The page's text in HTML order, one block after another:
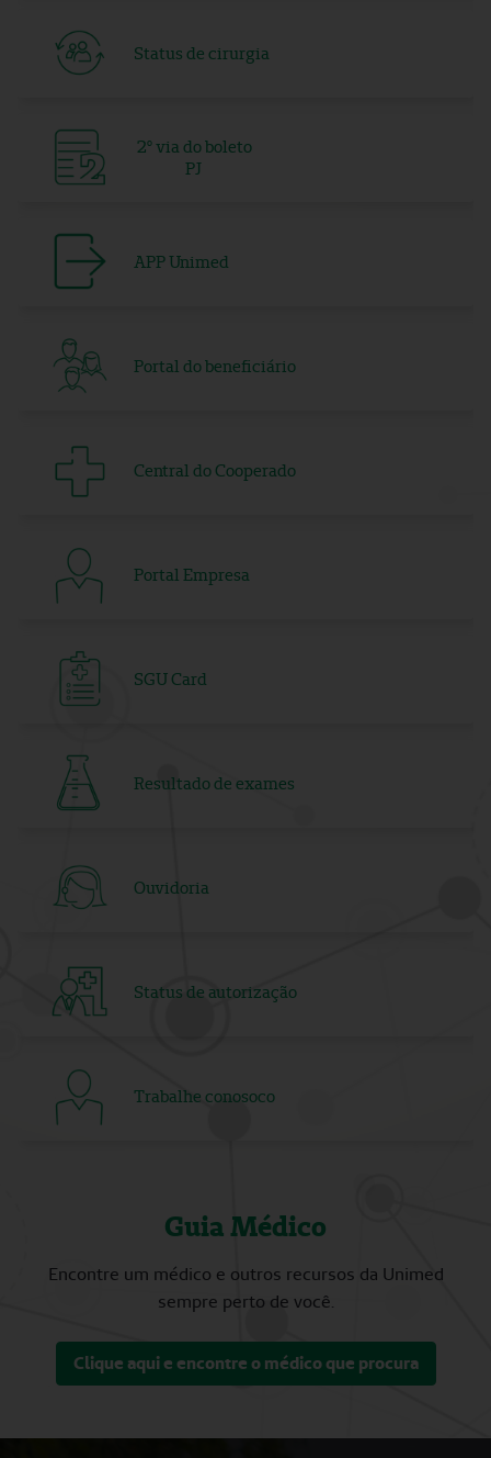
Status de cirurgia
2º via do boleto
PJ
APP Unimed
Portal do beneficiário
Central do Cooperado
Portal Empresa
SGU Card
Resultado de exames
Ouvidoria
Status de autorização
Trabalhe conosoco
Guia Médico
Encontre um médico e outros recursos da Unimed
sempre perto de você.
Clique aqui e encontre o médico que procura